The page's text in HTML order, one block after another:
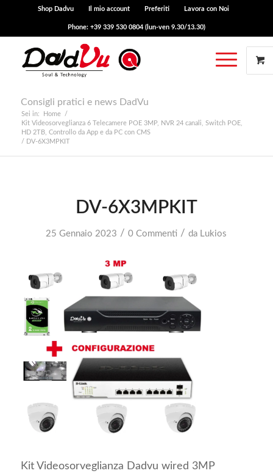
Shop Dadvu Il mio account Preferiti Lavora con Noi
Phone: +39 339 530 0804 (lun-ven 9.30/13.30)
Consigli pratici e news DadVu
Sei in: Home
/
Kit Videosorveglianza 6 Telecamere POE 3MP, NVR 24 canali, Switch POE,
HD 2TB, Controllo da App e da PC con CMS
/ DV-6X3MPKIT
DV-6X3MPKIT
25 Gennaio 2023 / 0 Commenti / da Lukios
Kit Videosorveglianza Dadvu wired 3MP